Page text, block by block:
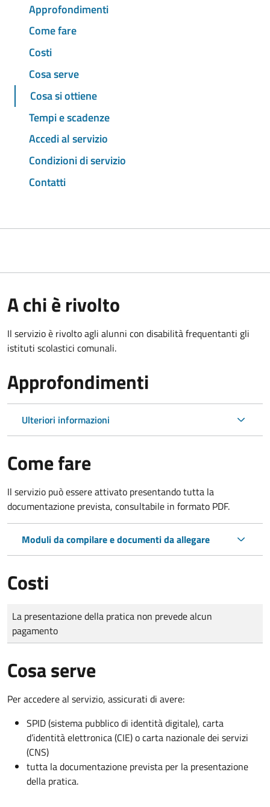
Approfondimenti
Come fare
Costi
Cosa serve
Cosa si ottiene
Tempi e scadenze
Accedi al servizio
Condizioni di servizio
Contatti
A chi è rivolto
Il servizio è rivolto agli alunni con disabilità frequentanti gli
istituti scolastici comunali.
Approfondimenti
Ulteriori informazioni
Come fare
Il servizio può essere attivato presentando tutta la
documentazione prevista, consultabile in formato PDF.
Moduli da compilare e documenti da allegare
Costi
Tipo di pagamento
Importo
La presentazione della pratica non prevede alcun
pagamento
Cosa serve
Per accedere al servizio, assicurati di avere:
SPID (sistema pubblico di identità digitale), carta
d’identità elettronica (CIE) o carta nazionale dei servizi
(CNS)
tutta la documentazione prevista per la presentazione
della pratica.